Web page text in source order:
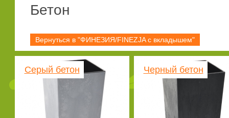
Бетон
Вернуться в "ФИНЕЗИЯ/FINEZJA с вкладышем"
Серый бетон Черный бетон